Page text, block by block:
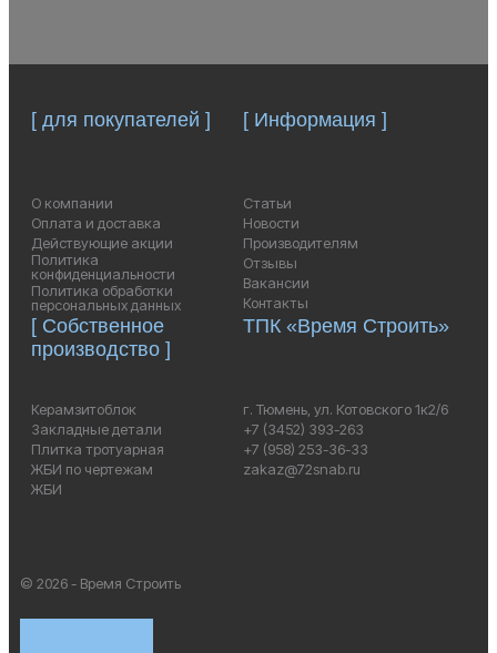
[ для покупателей ]
О компании
Оплата и доставка
Действующие акции
Политика
конфиденциальности
Политика обработки
персональных данных
[ Собственное
производство ]
Керамзитоблок
Закладные детали
Плитка тротуарная
ЖБИ по чертежам
ЖБИ
[ Информация ]
Статьи
Новости
Производителям
Отзывы
Вакансии
Контакты
ТПК «Время Строить»
г. Тюмень, ул. Котовского 1к2/6
+7 (3452) 393-263
+7 (958) 253-36-33
zakaz@72snab.ru
© 2026 - Время Строить